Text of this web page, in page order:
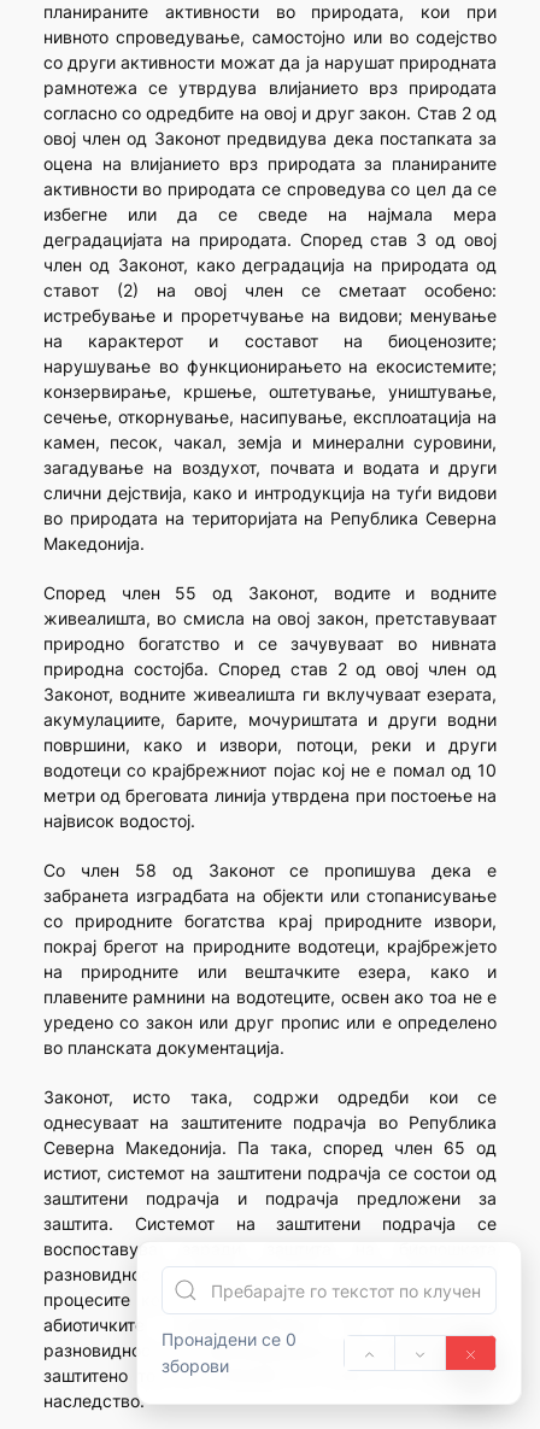
Пронајдени се 0
зборови
планираните активности во природата, кои при
нивното спроведување, самостојно или во содејство
со други активности можат да ја нарушат природната
рамнотежа се утврдува влијанието врз природата
согласно сo одредбите на овој и друг закон. Став 2 од
овој член од Законот предвидува дека постапката за
оцена на влијанието врз природата за планираните
активности во природата се спроведува со цел да се
избегне или да се сведe на најмала мера
деградaцијата на природата. Според став 3 од овој
член од Законот, како деградација на природата од
ставoт (2) на овој член се сметаат особено:
истребување и проретчување на видови; менување
на карактерот и составот на биоценозите;
нарушување во функционирањето на екосистемите;
конзервирање, кршење, оштетување, уништување,
сечење, откорнување, насипување, експлоатација на
камен, песок, чакал, земја и минерални суровини,
загадување на воздухот, почвата и водата и други
слични дејствија, како и интродукција на туѓи видови
во природата на територијата на Република Северна
Македонија.
Според член 55 од Законот, водите и водните
живеалишта, во смисла на овој закон, претставуваат
природно богатство и се зачувуваат во нивната
природна состојба. Според став 2 од овој член од
Законот, водните живеалишта ги вклучуваат езерата,
акумулациите, барите, мочуриштата и други водни
површини, како и извори, потоци, реки и други
водотеци со крајбрежниот појас кој не е помал од 10
метри од бреговата линија утврдена при постоење на
највисок водостој.
Со член 58 од Законот се пропишува дека е
забранета изградбата на објекти или стопанисување
со природните богатства крај природните извори,
покрај брегот на природните водотеци, крајбрежјето
на природните или вештачките езера, како и
плавените рамнини на водотеците, освен ако тоа не е
уредено со закон или друг пропис или е определено
во планската документација.
Законот, исто така, содржи одредби кои се
однесуваат на заштитените подрачја во Република
Северна Македонија. Па така, според член 65 од
истиот, системот на заштитени подрачја се состои од
заштитени подрачја и подрачја предложени за
заштита. Системот на заштитени подрачја се
воспоставува заради заштита на биолошката
разновидност во рамките на природните живеалишта,
процесите кои се случуваат во природата, како и
абиотичките карактеристики и пределската
разновидност. Со прогласувањето на подрачјето за
заштитено тоа се стекнува со статус на природно
наследство.